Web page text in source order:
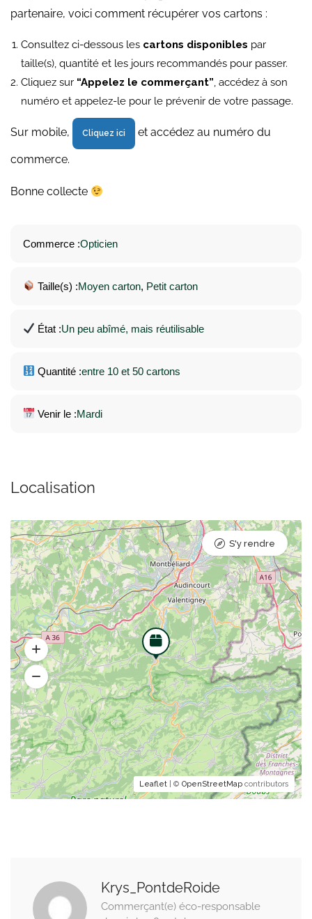
partenaire, voici comment récupérer vos cartons :
Consultez ci-dessous les cartons disponibles par
taille(s), quantité et les jours recommandés pour passer.
Cliquez sur “Appelez le commerçant”, accédez à son
numéro et appelez-le pour le prévenir de votre passage.
Sur mobile, Cliquez ici et accédez au numéro du
commerce.
Bonne collecte
Commerce :Opticien
Taille(s) :Moyen carton, Petit carton
État :Un peu abîmé, mais réutilisable
Quantité :entre 10 et 50 cartons
Venir le :Mardi
Localisation
Leaflet | © OpenStreetMap contributors
S'y rendre
Krys_PontdeRoide
Commerçant(e) éco-responsable